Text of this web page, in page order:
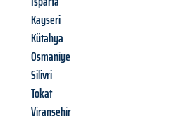
Kayseri
Kütahya
Osmaniye
Silivri
Tokat
Viransehir